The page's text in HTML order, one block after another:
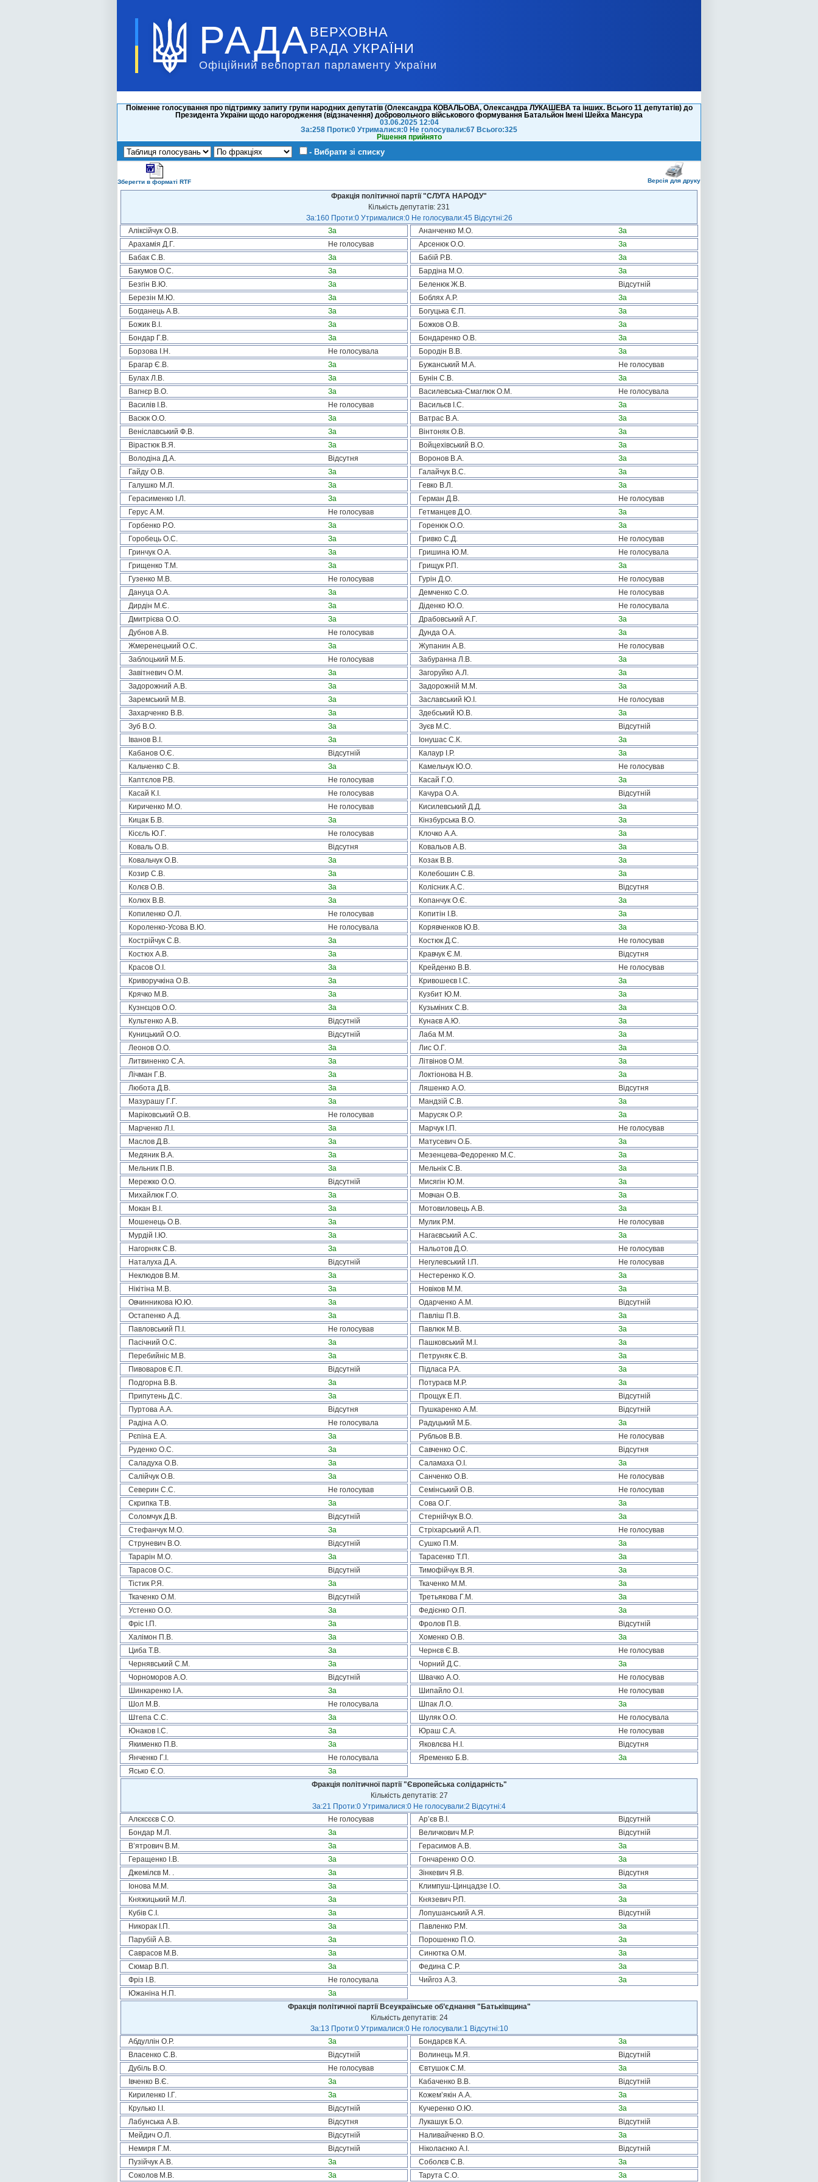
РАДА ВЕРХОВНА
РАДА УКРАЇНИ
Офіційний вебпортал парламенту України
Поіменне голосування про підтримку запиту групи народних депутатів (Олександра КОВАЛЬОВА, Олександра ЛУКАШЕВА та інших. Всього 11 депутатів) до
Президента України щодо нагородження (відзначення) добровольчого військового формування Батальйон Імені Шейха Мансура
03.06.2025 12:04
За:258 Проти:0 Утрималися:0 Не голосували:67 Всього:325
Рішення прийнято
- Вибрати зі списку
Зберегти в форматі RTF Версія для друку
Фракція політичної партії "СЛУГА НАРОДУ"
Кількість депутатів: 231
За:160 Проти:0 Утрималися:0 Не голосували:45 Відсутні:26
Аліксійчук О.В.
За Ананченко М.О.
За
Арахамія Д.Г.
Не голосував Арсенюк О.О.
За
Бабак С.В.
За Бабій Р.В.
За
Бакумов О.С.
За Бардіна М.О.
За
Безгін В.Ю.
За Беленюк Ж.В.
Відсутній
Березін М.Ю.
За Боблях А.Р.
За
Богданець А.В.
За Богуцька Є.П.
За
Божик В.І.
За Божков О.В.
За
Бондар Г.В.
За Бондаренко О.В.
За
Борзова І.Н.
Не голосувала Бородін В.В.
За
Брагар Є.В.
За Бужанський М.А.
Не голосував
Булах Л.В.
За Бунін С.В.
За
Вагнєр В.О.
За Василевська-Смаглюк О.М.
Не голосувала
Василів І.В.
Не голосував Васильєв І.С.
За
Васюк О.О.
За Ватрас В.А.
За
Веніславський Ф.В.
За Вінтоняк О.В.
За
Вірастюк В.Я.
За Войцехівський В.О.
За
Володіна Д.А.
Відсутня Воронов В.А.
За
Гайду О.В.
За Галайчук В.С.
За
Галушко М.Л.
За Гевко В.Л.
За
Герасименко І.Л.
За Герман Д.В.
Не голосував
Герус А.М.
Не голосував Гетманцев Д.О.
За
Горбенко Р.О.
За Горенюк О.О.
За
Горобець О.С.
За Гривко С.Д.
Не голосував
Гринчук О.А.
За Гришина Ю.М.
Не голосувала
Грищенко Т.М.
За Грищук Р.П.
За
Гузенко М.В.
Не голосував Гурін Д.О.
Не голосував
Дануца О.А.
За Демченко С.О.
Не голосував
Дирдін М.Є.
За Діденко Ю.О.
Не голосувала
Дмитрієва О.О.
За Драбовський А.Г.
За
Дубнов А.В.
Не голосував Дунда О.А.
За
Жмеренецький О.С.
За Жупанин А.В.
Не голосував
Заблоцький М.Б.
Не голосував Забуранна Л.В.
За
Завітневич О.М.
За Загоруйко А.Л.
За
Задорожний А.В.
За Задорожній М.М.
За
Заремський М.В.
За Заславський Ю.І.
Не голосував
Захарченко В.В.
За Здебський Ю.В.
За
Зуб В.О.
За Зуєв М.С.
Відсутній
Іванов В.І.
За Іонушас С.К.
За
Кабанов О.Є.
Відсутній Калаур І.Р.
За
Кальченко С.В.
За Камельчук Ю.О.
Не голосував
Каптєлов Р.В.
Не голосував Касай Г.О.
За
Касай К.І.
Не голосував Качура О.А.
Відсутній
Кириченко М.О.
Не голосував Кисилевський Д.Д.
За
Кицак Б.В.
За Кінзбурська В.О.
За
Кісєль Ю.Г.
Не голосував Клочко А.А.
За
Коваль О.В.
Відсутня Ковальов А.В.
За
Ковальчук О.В.
За Козак В.В.
За
Козир С.В.
За Колебошин С.В.
За
Колєв О.В.
За Колісник А.С.
Відсутня
Колюх В.В.
За Копанчук О.Є.
За
Копиленко О.Л.
Не голосував Копитін І.В.
За
Короленко-Усова В.Ю.
Не голосувала Корявченков Ю.В.
За
Кострійчук С.В.
За Костюк Д.С.
Не голосував
Костюх А.В.
За Кравчук Є.М.
Відсутня
Красов О.І.
За Крейденко В.В.
Не голосував
Криворучкіна О.В.
За Кривошеєв І.С.
За
Крячко М.В.
За Кузбит Ю.М.
За
Кузнєцов О.О.
За Кузьміних С.В.
За
Культенко А.В.
Відсутній Кунаєв А.Ю.
За
Куницький О.О.
Відсутній Лаба М.М.
За
Леонов О.О.
За Лис О.Г.
За
Литвиненко С.А.
За Літвінов О.М.
За
Лічман Г.В.
За Локтіонова Н.В.
За
Любота Д.В.
За Ляшенко А.О.
Відсутня
Мазурашу Г.Г.
За Мандзій С.В.
За
Маріковський О.В.
Не голосував Марусяк О.Р.
За
Марченко Л.І.
За Марчук І.П.
Не голосував
Маслов Д.В.
За Матусевич О.Б.
За
Медяник В.А.
За Мезенцева-Федоренко М.С.
За
Мельник П.В.
За Мельнік С.В.
За
Мережко О.О.
Відсутній Мисягін Ю.М.
За
Михайлюк Г.О.
За Мовчан О.В.
За
Мокан В.І.
За Мотовиловець А.В.
За
Мошенець О.В.
За Мулик Р.М.
Не голосував
Мурдій І.Ю.
За Нагаєвський А.С.
За
Нагорняк С.В.
За Нальотов Д.О.
Не голосував
Наталуха Д.А.
Відсутній Негулевський І.П.
Не голосував
Неклюдов В.М.
За Нестеренко К.О.
За
Нікітіна М.В.
За Новіков М.М.
За
Овчинникова Ю.Ю.
За Одарченко А.М.
Відсутній
Остапенко А.Д.
За Павліш П.В.
За
Павловський П.І.
Не голосував Павлюк М.В.
За
Пасічний О.С.
За Пашковський М.І.
За
Перебийніс М.В.
За Петруняк Є.В.
За
Пивоваров Є.П.
Відсутній Підласа Р.А.
За
Подгорна В.В.
За Потураєв М.Р.
За
Припутень Д.С.
За Прощук Е.П.
Відсутній
Пуртова А.А.
Відсутня Пушкаренко А.М.
Відсутній
Радіна А.О.
Не голосувала Радуцький М.Б.
За
Рєпіна Е.А.
За Рубльов В.В.
Не голосував
Руденко О.С.
За Савченко О.С.
Відсутня
Саладуха О.В.
За Саламаха О.І.
За
Салійчук О.В.
За Санченко О.В.
Не голосував
Северин С.С.
Не голосував Семінський О.В.
Не голосував
Скрипка Т.В.
За Сова О.Г.
За
Соломчук Д.В.
Відсутній Стернійчук В.О.
За
Стефанчук М.О.
За Стріхарський А.П.
Не голосував
Струневич В.О.
Відсутній Сушко П.М.
За
Тарарін М.О.
За Тарасенко Т.П.
За
Тарасов О.С.
Відсутній Тимофійчук В.Я.
За
Тістик Р.Я.
За Ткаченко М.М.
За
Ткаченко О.М.
Відсутній Третьякова Г.М.
За
Устенко О.О.
За Федієнко О.П.
За
Фріс І.П.
За Фролов П.В.
Відсутній
Халімон П.В.
За Хоменко О.В.
За
Циба Т.В.
За Чернєв Є.В.
Не голосував
Чернявський С.М.
За Чорний Д.С.
За
Чорноморов А.О.
Відсутній Швачко А.О.
Не голосував
Шинкаренко І.А.
За Шипайло О.І.
Не голосував
Шол М.В.
Не голосувала Шпак Л.О.
За
Штепа С.С.
За Шуляк О.О.
Не голосувала
Юнаков І.С.
За Юраш С.А.
Не голосував
Якименко П.В.
За Яковлєва Н.І.
Відсутня
Янченко Г.І.
Не голосувала Яременко Б.В.
За
Ясько Є.О.
За
Фракція політичної партії "Європейська солідарність"
Кількість депутатів: 27
За:21 Проти:0 Утрималися:0 Не голосували:2 Відсутні:4
Алєксєєв С.О.
Не голосував Ар’єв В.І.
Відсутній
Бондар М.Л.
За Величкович М.Р.
Відсутній
В’ятрович В.М.
За Герасимов А.В.
За
Геращенко І.В.
За Гончаренко О.О.
За
Джемілєв М. .
За Зінкевич Я.В.
Відсутня
Іонова М.М.
За Климпуш-Цинцадзе І.О.
За
Княжицький М.Л.
За Князевич Р.П.
За
Кубів С.І.
За Лопушанський А.Я.
Відсутній
Никорак І.П.
За Павленко Р.М.
За
Парубій А.В.
За Порошенко П.О.
За
Саврасов М.В.
За Синютка О.М.
За
Сюмар В.П.
За Федина С.Р.
За
Фріз І.В.
Не голосувала Чийгоз А.З.
За
Южаніна Н.П.
За
Фракція політичної партії Всеукраїнське об’єднання "Батьківщина"
Кількість депутатів: 24
За:13 Проти:0 Утрималися:0 Не голосували:1 Відсутні:10
Абдуллін О.Р.
За Бондарєв К.А.
За
Власенко С.В.
Відсутній Волинець М.Я.
Відсутній
Дубіль В.О.
Не голосував Євтушок С.М.
За
Івченко В.Є.
За Кабаченко В.В.
Відсутній
Кириленко І.Г.
За Кожем’якін А.А.
За
Крулько І.І.
Відсутній Кучеренко О.Ю.
За
Лабунська А.В.
Відсутня Лукашук Б.О.
Відсутній
Мейдич О.Л.
Відсутній Наливайченко В.О.
За
Немиря Г.М.
Відсутній Ніколаєнко А.І.
Відсутній
Пузійчук А.В.
За Соболєв С.В.
За
Соколов М.В.
За Тарута С.О. За